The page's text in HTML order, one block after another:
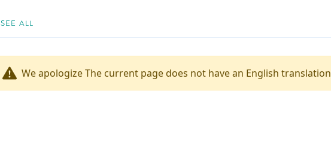
SEE ALL
We apologize The current page does not have an English translation